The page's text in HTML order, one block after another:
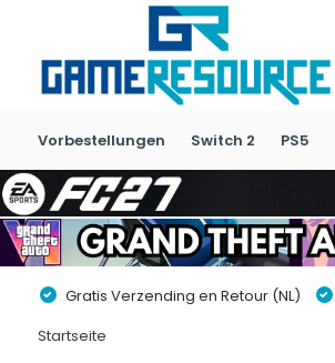
Vorbestellungen Switch 2 PS5
Gratis Verzending en Retour (NL)
Startseite